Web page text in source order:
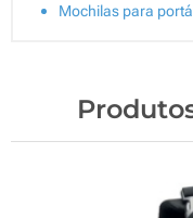
Mochilas para